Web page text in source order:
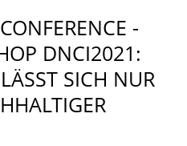
-
DNCI2021:
SICH NUR